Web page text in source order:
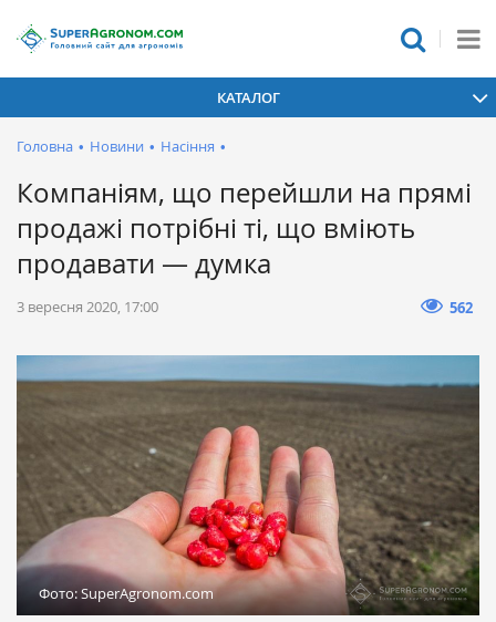
КАТАЛОГ
Головна • Новини • Насіння •
Компаніям, що перейшли на прямі
продажі потрібні ті, що вміють
продавати — думка
3 вересня 2020, 17:00 562
Фото: SuperAgronom.com